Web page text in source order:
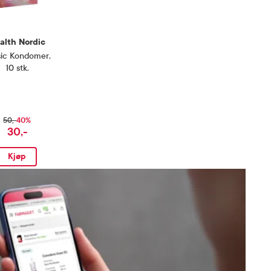
Nordic
Kondomer,
10 stk.
50,-40%
30,-
Kjøp